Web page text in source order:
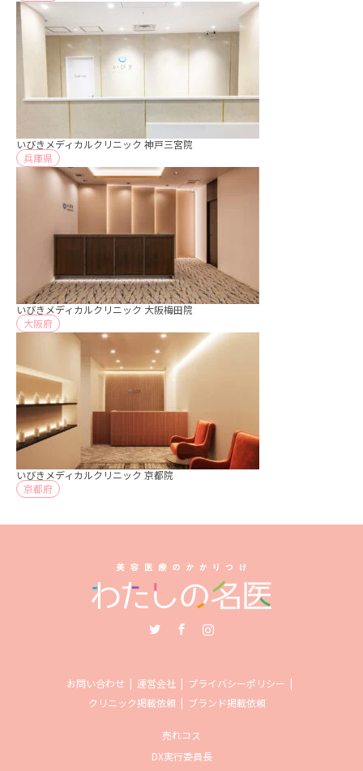
いびきメディカルクリニック 神戸三宮院
兵庫県
いびきメディカルクリニック 大阪梅田院
大阪府
いびきメディカルクリニック 京都院
京都府
お問い合わせ 運営会社
プライバシーポリシー
クリニック掲載依頼
ブランド掲載依頼
売れコス
DX実行委員長